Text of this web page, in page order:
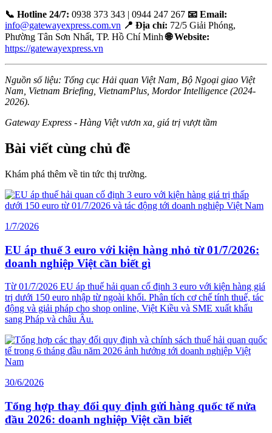
📞 Hotline 24/7: 0938 373 343 | 0944 247 267 📧 Email:
info@gatewayexpress.com.vn 📍 Địa chỉ: 72/5 Giải Phóng,
Phường Tân Sơn Nhất, TP. Hồ Chí Minh🌐 Website:
https://gatewayexpress.vn
Nguồn số liệu: Tổng cục Hải quan Việt Nam, Bộ Ngoại giao Việt
Nam, Vietnam Briefing, VietnamPlus, Mordor Intelligence (2024-
2026).
Gateway Express - Hàng Việt vươn xa, giá trị vượt tầm
Bài viết cùng chủ đề
Khám phá thêm về tin tức thị trường.
1/7/2026
EU áp thuế 3 euro với kiện hàng nhỏ từ 01/7/2026:
doanh nghiệp Việt cần biết gì
Từ 01/7/2026 EU áp thuế hải quan cố định 3 euro với kiện hàng giá
trị dưới 150 euro nhập từ ngoài khối. Phân tích cơ chế tính thuế, tác
động và giải pháp cho shop online, Việt Kiều và SME xuất khẩu
sang Pháp và châu Âu.
30/6/2026
Tổng hợp thay đổi quy định gửi hàng quốc tế nửa
đầu 2026: doanh nghiệp Việt cần biết